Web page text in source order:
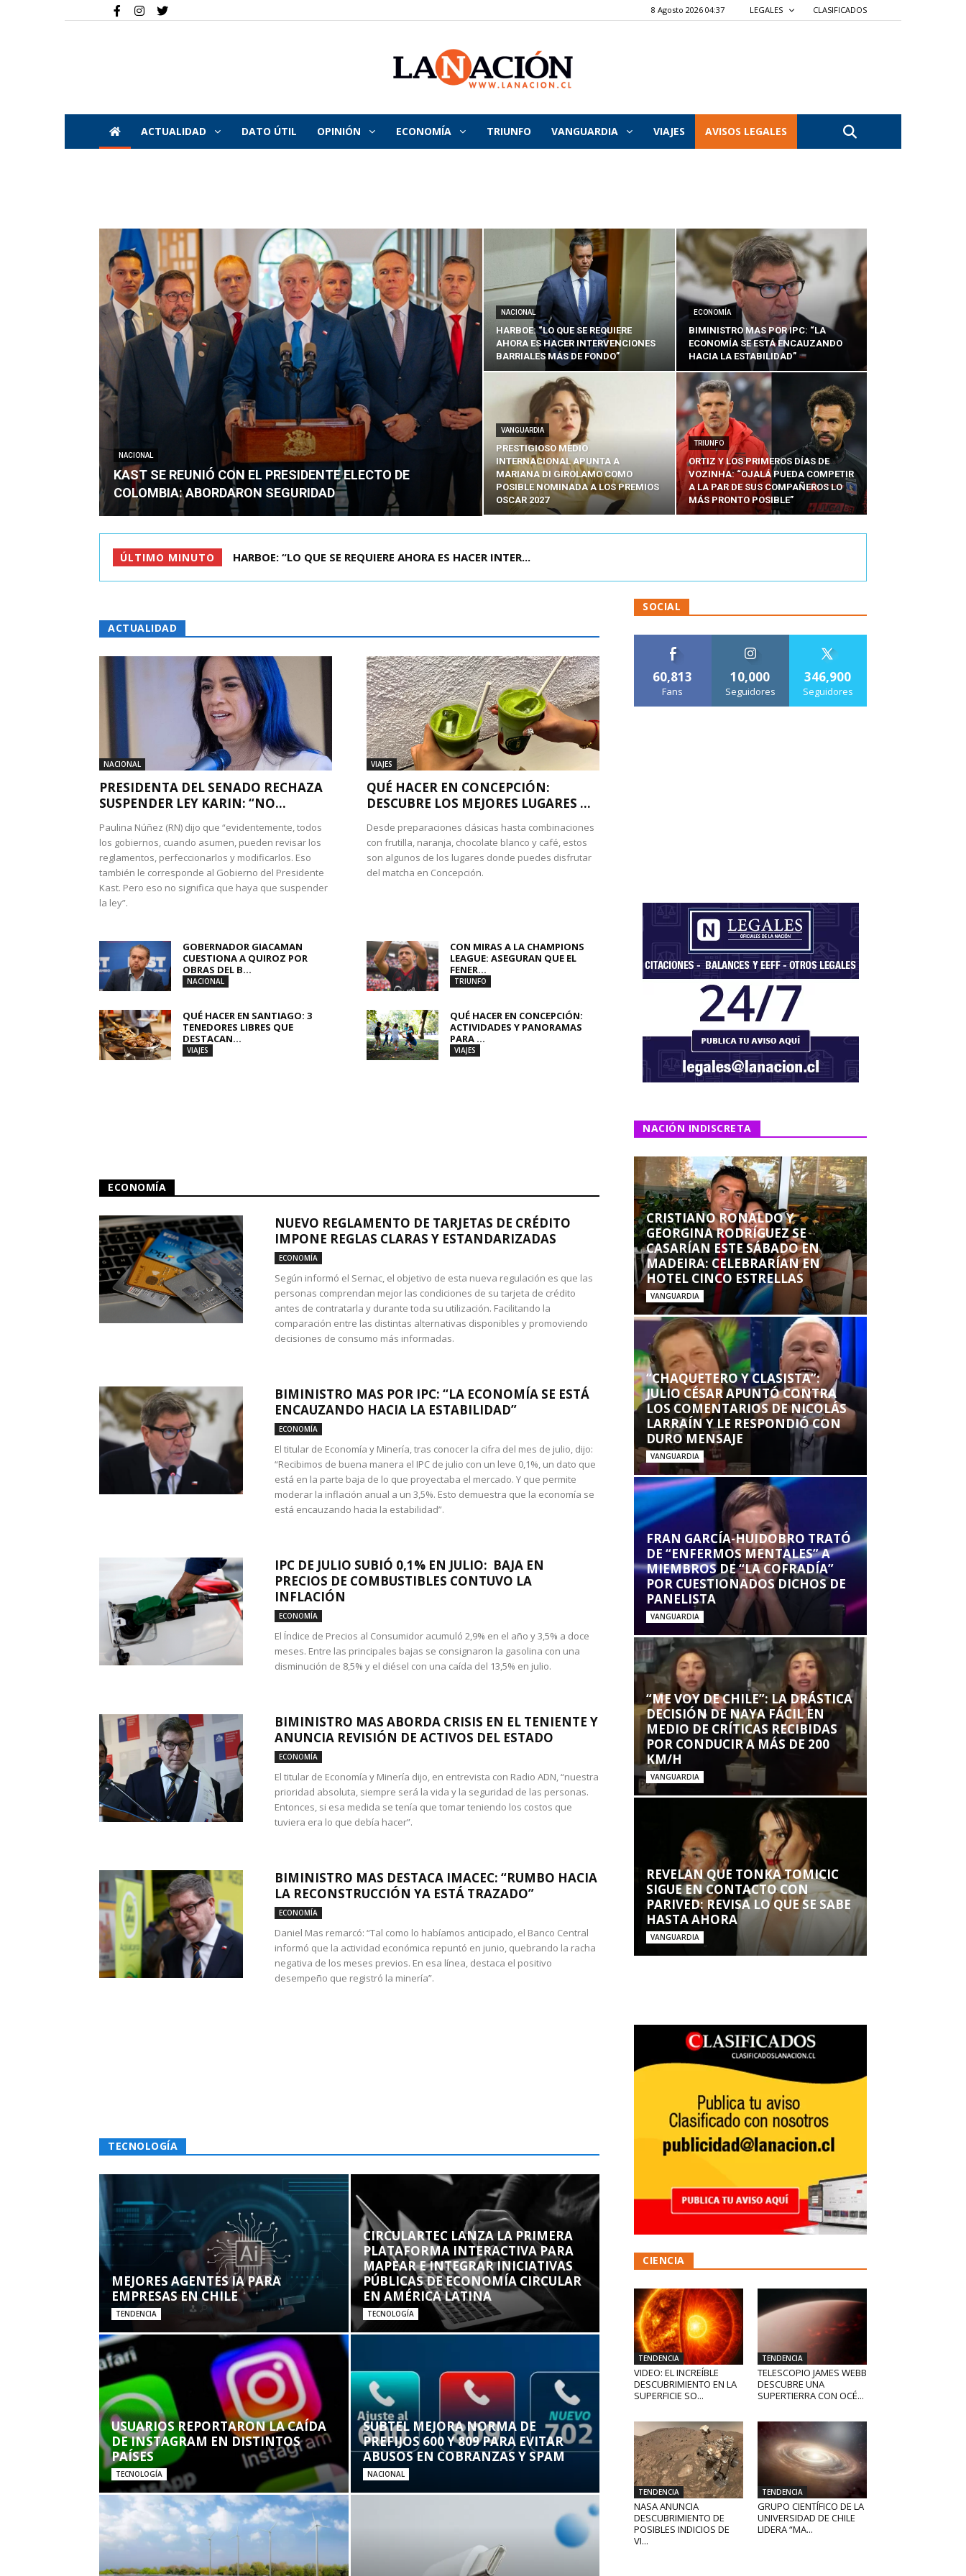
8 Agosto 2026 04:37 LEGALES CLASIFICADOS
La
Nación
ACTUALIDAD DATO ÚTIL OPINIÓN ECONOMÍA TRIUNFO VANGUARDIA VIAJES AVISOS LEGALES
NACIONAL
KAST SE REUNIÓ CON EL PRESIDENTE ELECTO DE
COLOMBIA: ABORDARON SEGURIDAD
NACIONAL
HARBOE: “LO QUE SE REQUIERE
AHORA ES HACER INTERVENCIONES
BARRIALES MÁS DE FONDO”
ECONOMÍA
BIMINISTRO MAS POR IPC: “LA
ECONOMÍA SE ESTÁ ENCAUZANDO
HACIA LA ESTABILIDAD”
VANGUARDIA
PRESTIGIOSO MEDIO
INTERNACIONAL APUNTA A
MARIANA DI GIROLAMO COMO
POSIBLE NOMINADA A LOS PREMIOS
OSCAR 2027
TRIUNFO
ORTIZ Y LOS PRIMEROS DÍAS DE
VOZINHA: “OJALÁ PUEDA COMPETIR
A LA PAR DE SUS COMPAÑEROS LO
MÁS PRONTO POSIBLE”
ÚLTIMO MINUTO BIMINISTRO MAS POR IPC: “LA ECONOMÍA SE ESTÁ ENC...
ACTUALIDAD
NACIONAL
PRESIDENTA DEL SENADO RECHAZA
SUSPENDER LEY KARIN: “NO...
Paulina Núñez (RN) dijo que “evidentemente, todos
los gobiernos, cuando asumen, pueden revisar los
reglamentos, perfeccionarlos y modificarlos. Eso
también le corresponde al Gobierno del Presidente
Kast. Pero eso no significa que haya que suspender
la ley”.
VIAJES
QUÉ HACER EN CONCEPCIÓN:
DESCUBRE LOS MEJORES LUGARES ...
Desde preparaciones clásicas hasta combinaciones
con frutilla, naranja, chocolate blanco y café, estos
son algunos de los lugares donde puedes disfrutar
del matcha en Concepción.
GOBERNADOR GIACAMAN
CUESTIONA A QUIROZ POR
OBRAS DEL B...
NACIONAL
CON MIRAS A LA CHAMPIONS
LEAGUE: ASEGURAN QUE EL
FENER...
TRIUNFO
QUÉ HACER EN SANTIAGO: 3
TENEDORES LIBRES QUE
DESTACAN...
VIAJES
QUÉ HACER EN CONCEPCIÓN:
ACTIVIDADES Y PANORAMAS
PARA ...
VIAJES
ECONOMÍA
NUEVO REGLAMENTO DE TARJETAS DE CRÉDITO
IMPONE REGLAS CLARAS Y ESTANDARIZADAS
ECONOMÍA
Según informó el Sernac, el objetivo de esta nueva regulación es que las
personas comprendan mejor las condiciones de su tarjeta de crédito
antes de contratarla y durante toda su utilización. Facilitando la
comparación entre las distintas alternativas disponibles y promoviendo
decisiones de consumo más informadas.
BIMINISTRO MAS POR IPC: “LA ECONOMÍA SE ESTÁ
ENCAUZANDO HACIA LA ESTABILIDAD”
ECONOMÍA
El titular de Economía y Minería, tras conocer la cifra del mes de julio, dijo:
“Recibimos de buena manera el IPC de julio con un leve 0,1%, un dato que
está en la parte baja de lo que proyectaba el mercado. Y que permite
moderar la inflación anual a un 3,5%. Esto demuestra que la economía se
está encauzando hacia la estabilidad”.
IPC DE JULIO SUBIÓ 0,1% EN JULIO: BAJA EN
PRECIOS DE COMBUSTIBLES CONTUVO LA
INFLACIÓN
ECONOMÍA
El Índice de Precios al Consumidor acumuló 2,9% en el año y 3,5% a doce
meses. Entre las principales bajas se consignaron la gasolina con una
disminución de 8,5% y el diésel con una caída del 13,5% en julio.
BIMINISTRO MAS ABORDA CRISIS EN EL TENIENTE Y
ANUNCIA REVISIÓN DE ACTIVOS DEL ESTADO
ECONOMÍA
El titular de Economía y Minería dijo, en entrevista con Radio ADN, “nuestra
prioridad absoluta, siempre será la vida y la seguridad de las personas.
Entonces, si esa medida se tenía que tomar teniendo los costos que
tuviera era lo que debía hacer”.
BIMINISTRO MAS DESTACA IMACEC: “RUMBO HACIA
LA RECONSTRUCCIÓN YA ESTÁ TRAZADO”
ECONOMÍA
Daniel Mas remarcó: “Tal como lo habíamos anticipado, el Banco Central
informó que la actividad económica repuntó en junio, quebrando la racha
negativa de los meses previos. En esa línea, destaca el positivo
desempeño que registró la minería”.
TECNOLOGÍA
MEJORES AGENTES IA PARA
EMPRESAS EN CHILE
TENDENCIA
CIRCULARTEC LANZA LA PRIMERA
PLATAFORMA INTERACTIVA PARA
MAPEAR E INTEGRAR INICIATIVAS
PÚBLICAS DE ECONOMÍA CIRCULAR
EN AMÉRICA LATINA
TECNOLOGÍA
USUARIOS REPORTARON LA CAÍDA
DE INSTAGRAM EN DISTINTOS
PAÍSES
TECNOLOGÍA
SUBTEL MEJORA NORMA DE
PREFIJOS 600 Y 809 PARA EVITAR
ABUSOS EN COBRANZAS Y SPAM
NACIONAL
SOCIAL
60,813
Fans
10,000
Seguidores
346,900
Seguidores
NACIÓN INDISCRETA
CRISTIANO RONALDO Y
GEORGINA RODRÍGUEZ SE
CASARÍAN ESTE SÁBADO EN
MADEIRA: CELEBRARÍAN EN
HOTEL CINCO ESTRELLAS
VANGUARDIA
“CHAQUETERO Y CLASISTA”:
JULIO CÉSAR APUNTÓ CONTRA
LOS COMENTARIOS DE NICOLÁS
LARRAÍN Y LE RESPONDIÓ CON
DURO MENSAJE
VANGUARDIA
FRAN GARCÍA-HUIDOBRO TRATÓ
DE “ENFERMOS MENTALES” A
MIEMBROS DE “LA COFRADÍA”
POR CUESTIONADOS DICHOS DE
PANELISTA
VANGUARDIA
“ME VOY DE CHILE”: LA DRÁSTICA
DECISIÓN DE NAYA FÁCIL EN
MEDIO DE CRÍTICAS RECIBIDAS
POR CONDUCIR A MÁS DE 200
KM/H
VANGUARDIA
REVELAN QUE TONKA TOMICIC
SIGUE EN CONTACTO CON
PARIVED: REVISA LO QUE SE SABE
HASTA AHORA
VANGUARDIA
CIENCIA
TENDENCIA
VIDEO: EL INCREÍBLE
DESCUBRIMIENTO EN LA
SUPERFICIE SO...
TENDENCIA
TELESCOPIO JAMES WEBB
DESCUBRE UNA
SUPERTIERRA CON OCÉ...
TENDENCIA
NASA ANUNCIA
DESCUBRIMIENTO DE
POSIBLES INDICIOS DE
VI...
TENDENCIA
GRUPO CIENTÍFICO DE LA
UNIVERSIDAD DE CHILE
LIDERA “MA...